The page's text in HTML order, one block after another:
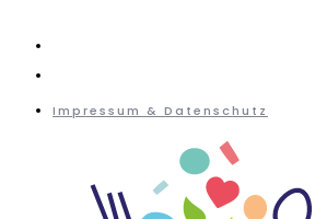
Impressum & Datenschutz